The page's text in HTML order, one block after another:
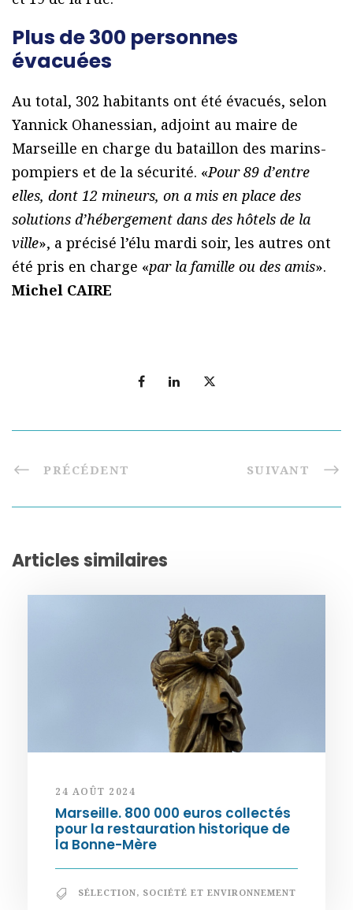
Plus de 300 personnes
évacuées
Au total, 302 habitants ont été évacués, selon
Yannick Ohanessian, adjoint au maire de
Marseille en charge du bataillon des marins-
pompiers et de la sécurité. «Pour 89 d’entre
elles, dont 12 mineurs, on a mis en place des
solutions d’hébergement dans des hôtels de la
ville», a précisé l’élu mardi soir, les autres ont
été pris en charge «par la famille ou des amis».
Michel CAIRE
PRÉCÉDENT SUIVANT
Articles similaires
24 AOÛT 2024
Marseille. 800 000 euros collectés
pour la restauration historique de
la Bonne-Mère
SÉLECTION, SOCIÉTÉ ET ENVIRONNEMENT